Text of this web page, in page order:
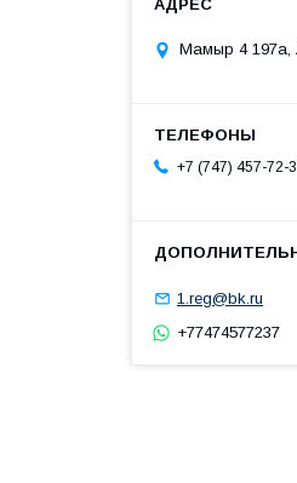
Мамыр 4 197а,
+7 (747) 457-72-
1.reg@bk.ru
+77474577237